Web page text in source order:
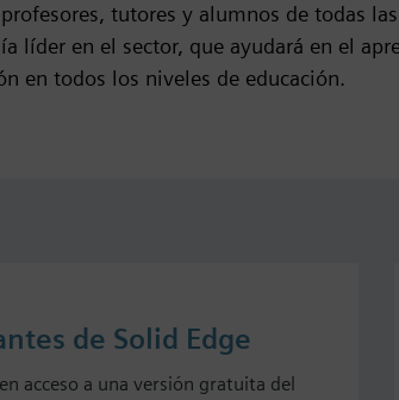
tutores y alumnos de todas
líder en el sector, que ayudará en el
en todos los niveles de educación.
de Solid Edge
acceso a una versión gratuita del